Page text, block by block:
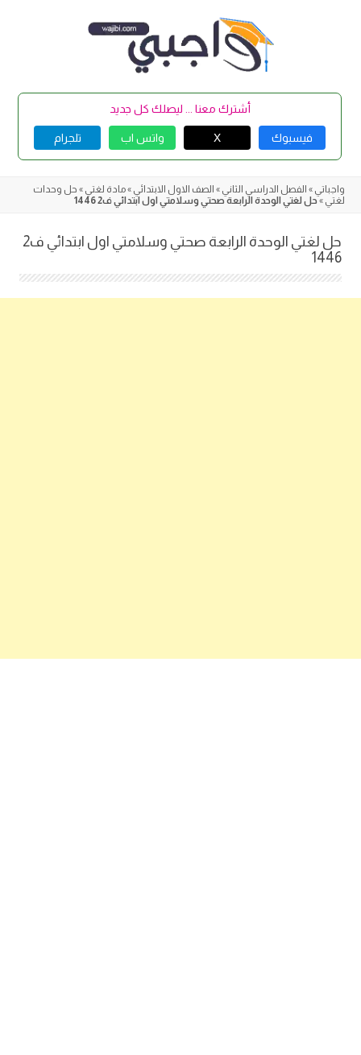
أشترك معنا ... ليصلك كل جديد
فيسبوك X واتس اب تلجرام
واجباتي » الفصل الدراسي الثاني » الصف الاول الابتدائي »مادة لغتي » حل وحدات
لغتي » حل لغتي الوحدة الرابعة صحتي وسلامتي اول ابتدائي ف2 1446
حل لغتي الوحدة الرابعة صحتي وسلامتي اول ابتدائي ف2
1446